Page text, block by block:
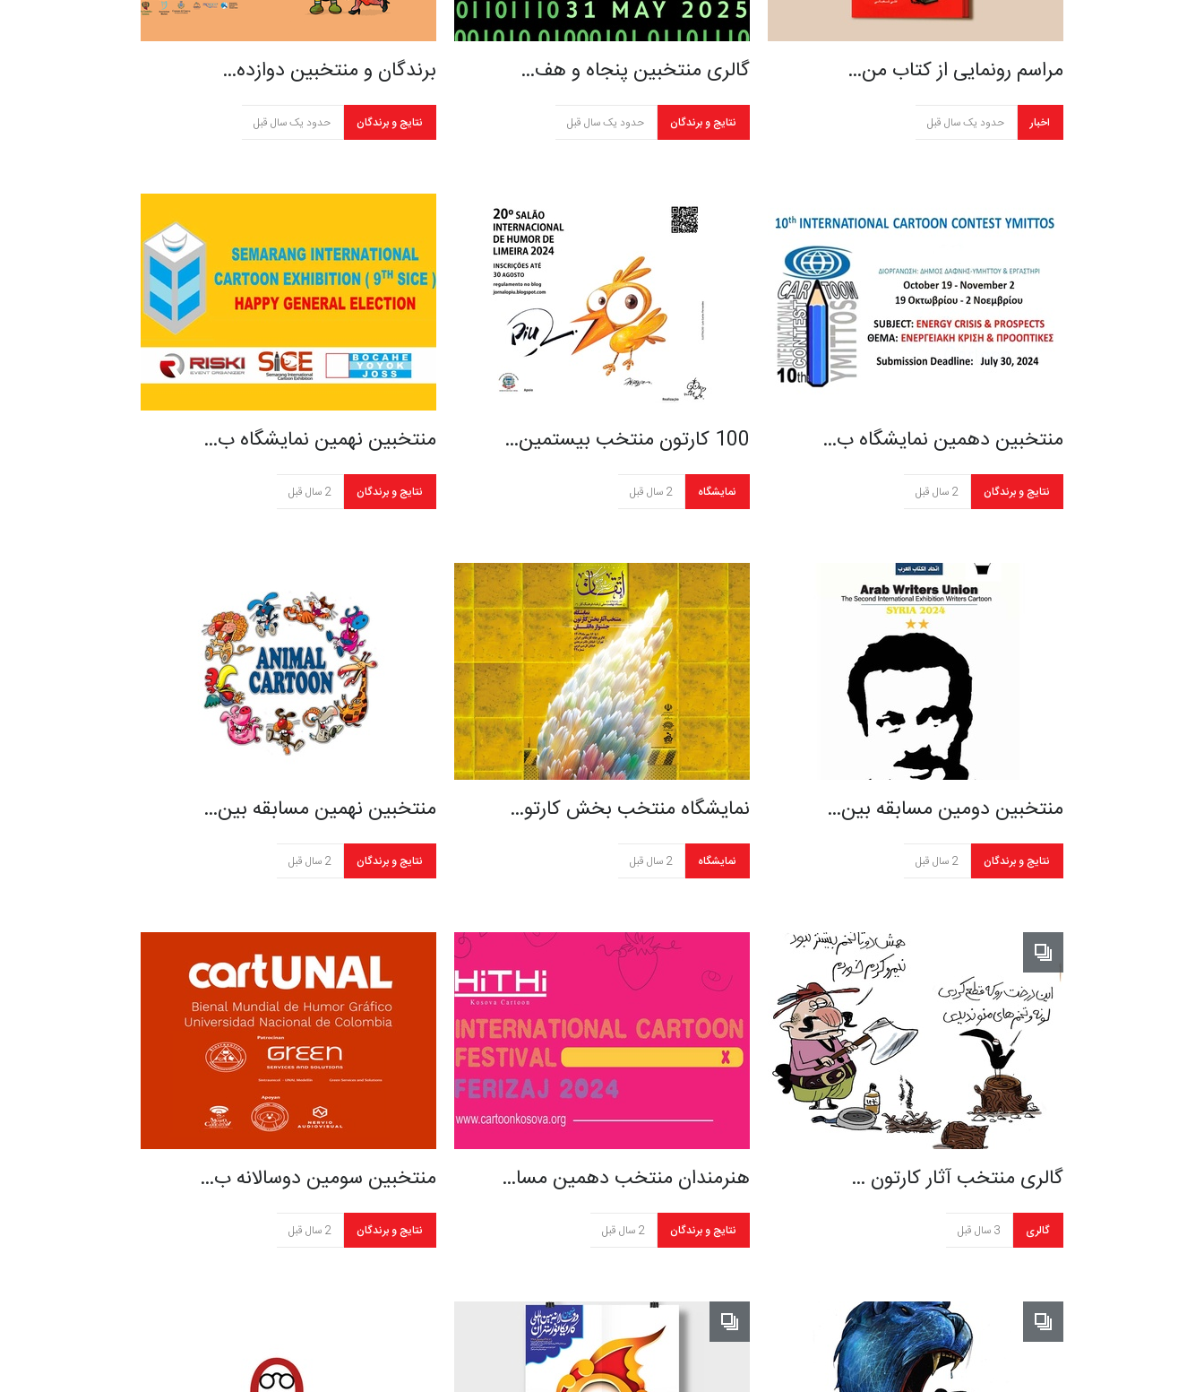
برندگان و منتخبین دوازده…
نتایج و برندگان حدود یک سال قبل
گالری منتخبین پنجاه و هف…
نتایج و برندگان حدود یک سال قبل
مراسم رونمایی از کتاب من…
اخبار حدود یک سال قبل
منتخبین نهمین نمایشگاه ب…
نتایج و برندگان 2 سال قبل
100 کارتون منتخب بیستمین…
نمایشگاه 2 سال قبل
منتخبین دهمین نمایشگاه ب…
نتایج و برندگان 2 سال قبل
منتخبین نهمین مسابقه بین…
نتایج و برندگان 2 سال قبل
نمایشگاه منتخب بخش کارتو…
نمایشگاه 2 سال قبل
منتخبین دومین مسابقه بین…
نتایج و برندگان 2 سال قبل
منتخبین سومین دوسالانه ب…
نتایج و برندگان 2 سال قبل
هنرمندان منتخب دهمین مسا…
نتایج و برندگان 2 سال قبل
گالری منتخب آثار کارتون …
گالری 3 سال قبل